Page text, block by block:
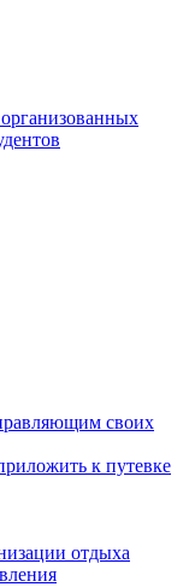
своих
к путевке
отдыха